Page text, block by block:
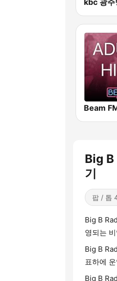
Big B
기
팝 / 톱
Big B
영되는
Big B
표하에
Big B